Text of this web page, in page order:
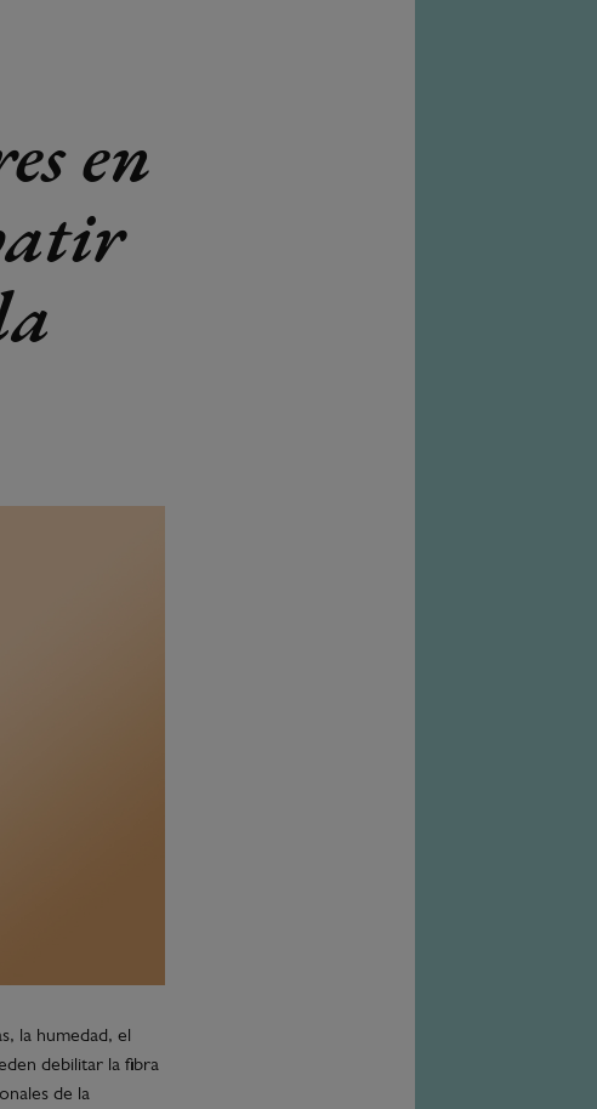
en
la humedad, el
debilitar la fibra
de la